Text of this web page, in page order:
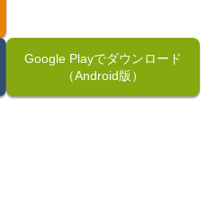
Google Playでダウンロード
（Android版）